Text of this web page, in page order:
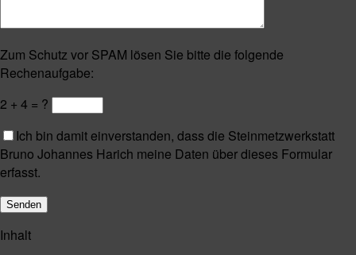
Zum Schutz vor SPAM lösen Sie bitte die folgende
Rechenaufgabe:
2 + 4 = ?
Ich bin damit einverstanden, dass die Steinmetzwerkstatt
Bruno Johannes Harich meine Daten über dieses Formular
erfasst.
Inhalt